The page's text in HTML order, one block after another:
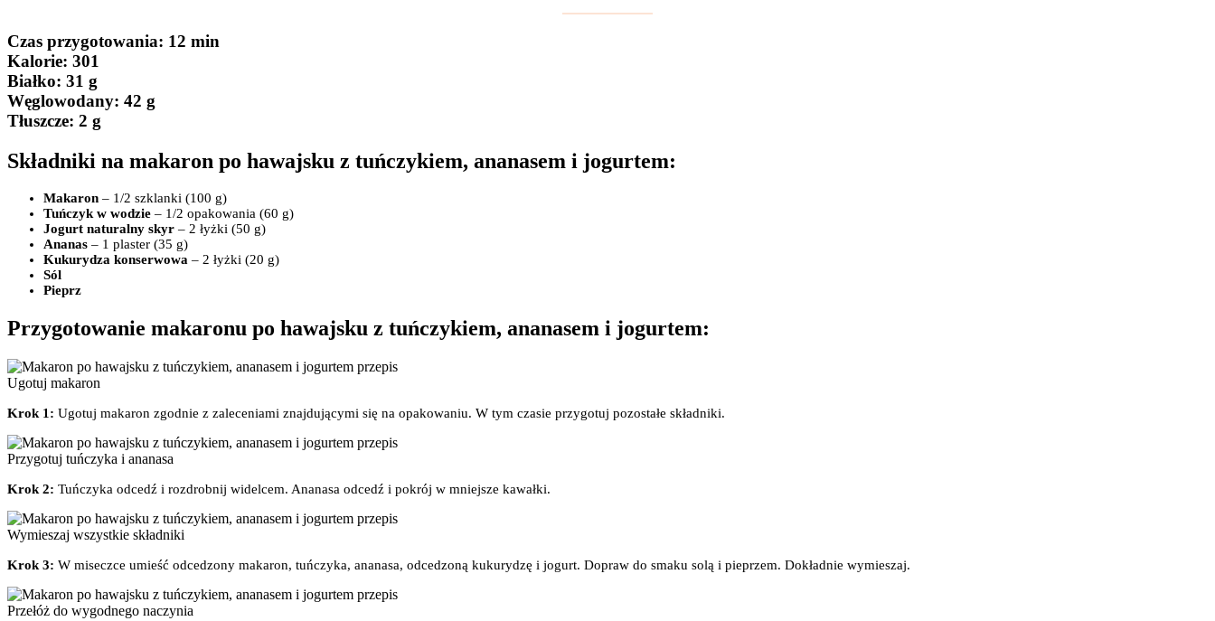
Czas przygotowania: 12 min
Kalorie: 301
Białko: 31 g
Węglowodany: 42 g
Tłuszcze: 2 g
Składniki na makaron po hawajsku z tuńczykiem, ananasem i jogurtem:
Makaron – 1/2 szklanki (100 g)
Tuńczyk w wodzie – 1/2 opakowania (60 g)
Jogurt naturalny skyr – 2 łyżki (50 g)
Ananas – 1 plaster (35 g)
Kukurydza konserwowa – 2 łyżki (20 g)
Sól
Pieprz
Przygotowanie makaronu po hawajsku z tuńczykiem, ananasem i jogurtem:
Ugotuj makaron
Krok 1: Ugotuj makaron zgodnie z zaleceniami znajdującymi się na opakowaniu. W tym czasie przygotuj pozostałe składniki.
Przygotuj tuńczyka i ananasa
Krok 2: Tuńczyka odcedź i rozdrobnij widelcem. Ananasa odcedź i pokrój w mniejsze kawałki.
Wymieszaj wszystkie składniki
Krok 3: W miseczce umieść odcedzony makaron, tuńczyka, ananasa, odcedzoną kukurydzę i jogurt. Dopraw do smaku solą i pieprzem. Dokładnie wymieszaj.
Przełóż do wygodnego naczynia